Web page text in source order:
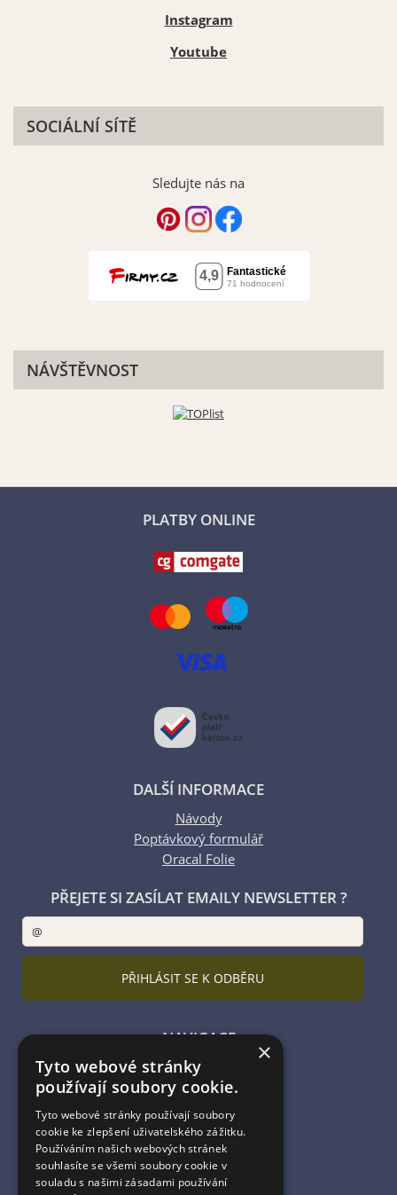
Instagram
Youtube
SOCIÁLNÍ SÍTĚ
Sledujte nás na
NÁVŠTĚVNOST
PLATBY ONLINE
DALŠÍ INFORMACE
Návody
Poptávkový formulář
Oracal Folie
PŘEJETE SI ZASÍLAT EMAILY NEWSLETTER ?
NAVIGACE
Úvodní strana
Katalog zboží
Nákupní košík
Obchodní podmínky
Kontaktní informace
Odstoupení od smlouvy
×
Tyto webové stránky
používají soubory cookie.
Tyto webové stránky používají soubory
cookie ke zlepšení uživatelského zážitku.
Používáním našich webových stránek
souhlasíte se všemi soubory cookie v
souladu s našimi zásadami používání